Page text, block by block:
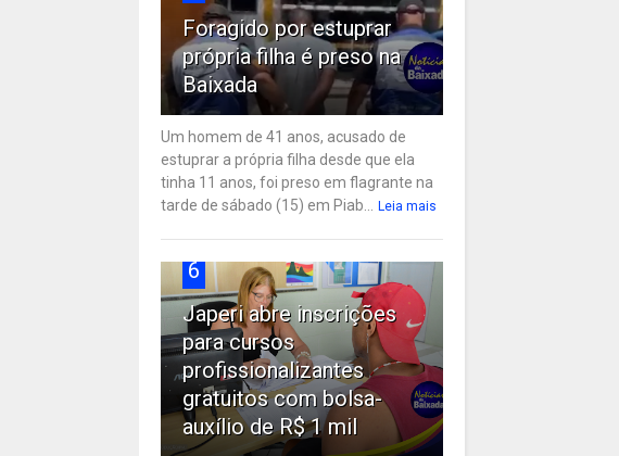
Foragido por estuprar
própria filha é preso na
Baixada
Um homem de 41 anos, acusado de
estuprar a própria filha desde que ela
tinha 11 anos, foi preso em flagrante na
tarde de sábado (15) em Piab... Leia mais
6
Japeri abre inscrições
para cursos
profissionalizantes
gratuitos com bolsa-
auxílio de R$ 1 mil